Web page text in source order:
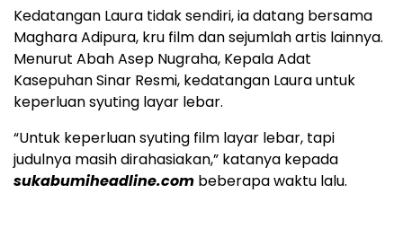
Kedatangan Laura tidak sendiri, ia datang bersama
Maghara Adipura, kru film dan sejumlah artis lainnya.
Menurut Abah Asep Nugraha, Kepala Adat
Kasepuhan Sinar Resmi, kedatangan Laura untuk
keperluan syuting layar lebar.
“Untuk keperluan syuting film layar lebar, tapi
judulnya masih dirahasiakan,” katanya kepada
sukabumiheadline.com beberapa waktu lalu.